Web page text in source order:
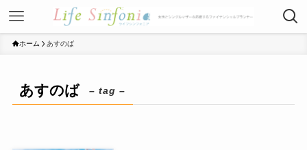
ホーム あすのば
あすのば – tag –